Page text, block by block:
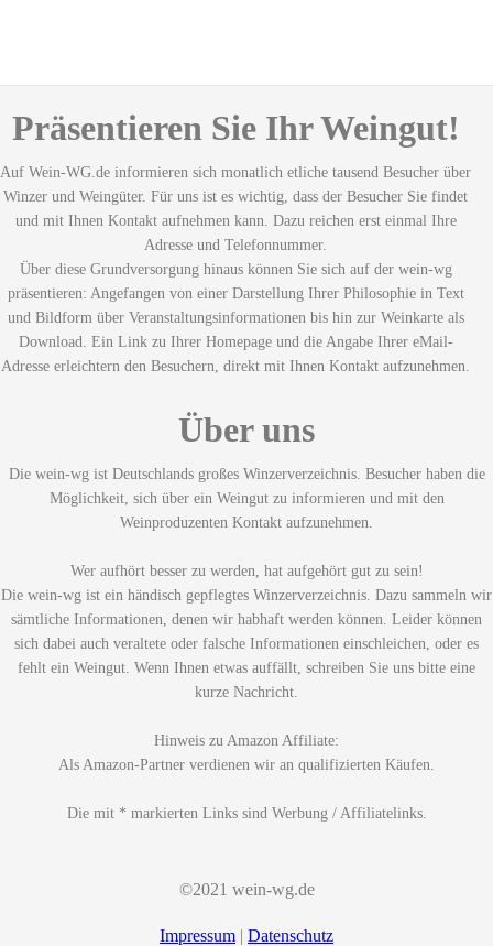
Präsentieren Sie Ihr Weingut!
Auf Wein-WG.de informieren sich monatlich etliche tausend Besucher über
Winzer und Weingüter. Für uns ist es wichtig, dass der Besucher Sie findet
und mit Ihnen Kontakt aufnehmen kann. Dazu reichen erst einmal Ihre
Adresse und Telefonnummer.
Über diese Grundversorgung hinaus können Sie sich auf der wein-wg
präsentieren: Angefangen von einer Darstellung Ihrer Philosophie in Text
und Bildform über Veranstaltungsinformationen bis hin zur Weinkarte als
Download. Ein Link zu Ihrer Homepage und die Angabe Ihrer eMail-
Adresse erleichtern den Besuchern, direkt mit Ihnen Kontakt aufzunehmen.
Über uns
Die wein-wg ist Deutschlands großes Winzerverzeichnis. Besucher haben die
Möglichkeit, sich über ein Weingut zu informieren und mit den
Weinproduzenten Kontakt aufzunehmen.
Wer aufhört besser zu werden, hat aufgehört gut zu sein!
Die wein-wg ist ein händisch gepflegtes Winzerverzeichnis. Dazu sammeln wir
sämtliche Informationen, denen wir habhaft werden können. Leider können
sich dabei auch veraltete oder falsche Informationen einschleichen, oder es
fehlt ein Weingut. Wenn Ihnen etwas auffällt, schreiben Sie uns bitte eine
kurze Nachricht.
Hinweis zu Amazon Affiliate:
Als Amazon-Partner verdienen wir an qualifizierten Käufen.
Die mit * markierten Links sind Werbung / Affiliatelinks.
©2021 wein-wg.de
Impressum | Datenschutz